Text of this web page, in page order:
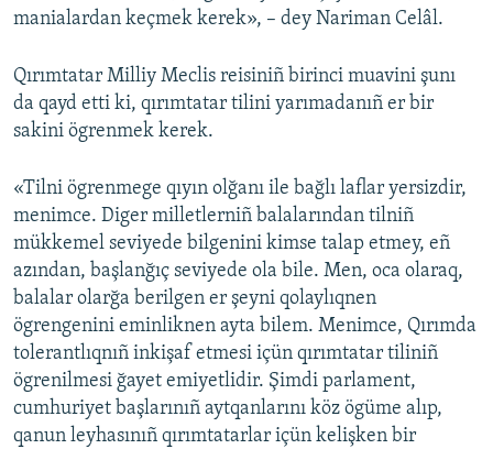
manialardan keçmek kerek», – dey Nariman Celâl.
Qırımtatar Milliy Meclis reisiniñ birinci muavini şunı
da qayd etti ki, qırımtatar tilini yarımadanıñ er bir
sakini ögrenmek kerek.
«Tilni ögrenmege qıyın olğanı ile bağlı laflar yersizdir,
menimce. Diger milletlerniñ balalarından tilniñ
mükkemel seviyede bilgenini kimse talap etmey, eñ
azından, başlanğıç seviyede ola bile. Men, oca olaraq,
balalar olarğa berilgen er şeyni qolaylıqnen
ögrengenini eminliknen ayta bilem. Menimce, Qırımda
tolerantlıqnıñ inkişaf etmesi içün qırımtatar tiliniñ
ögrenilmesi ğayet emiyetlidir. Şimdi parlament,
cumhuriyet başlarınıñ aytqanlarını köz ögüme alıp,
qanun leyhasınıñ qırımtatarlar içün kelişken bir